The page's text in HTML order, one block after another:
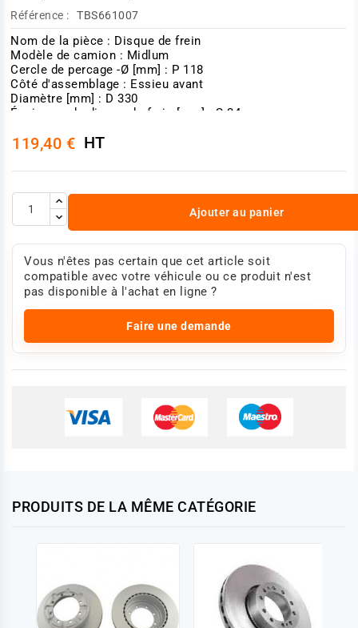
Référence : TBS661007
Nom de la pièce : Disque de frein
Modèle de camion : Midlum
Cercle de percage -Ø [mm] : P 118
Côté d'assemblage : Essieu avant
Diamètre [mm] : D 330
Épaisseur du disque de frein [mm] : S 34
Hauteur [mm] : H 80
Nombre de trous : 10
Type de disque de frein : ventilé de l'intérieur
RENAULT 5010422262
RENAULT 5010525308
RENAULT 5010598303
Photo non contractuelle.
119,40 € HT
Ajouter au panier
Vous n'êtes pas certain que cet article soit
compatible avec votre véhicule ou ce produit n'est
pas disponible à l'achat en ligne ?
Faire une demande
PRODUITS DE LA MÊME CATÉGORIE